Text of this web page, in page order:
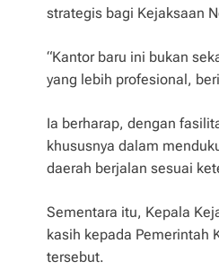
strategis bagi Kejaksaan
“Kantor baru ini bukan
yang lebih profesional,
Ia berharap, dengan
khususnya dalam
daerah berjalan sesuai
Sementara itu, Kepala
kasih kepada Pemerintah
tersebut.